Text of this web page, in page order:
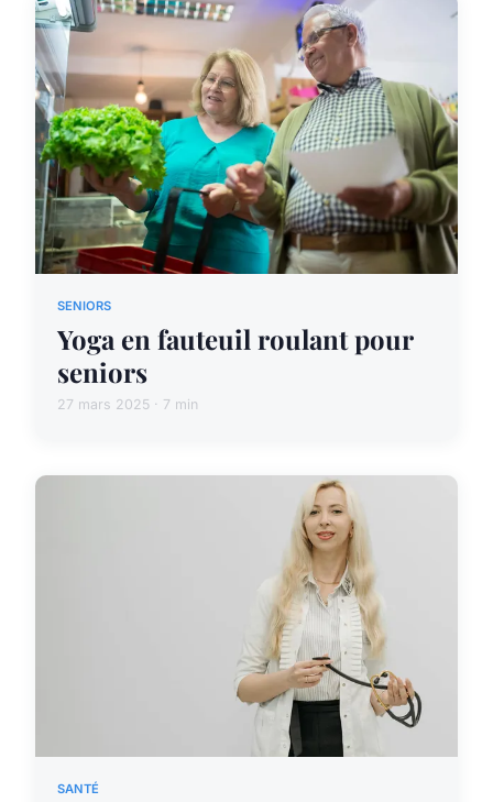
SENIORS
Yoga en fauteuil roulant pour
seniors
27 mars 2025 · 7 min
SANTÉ